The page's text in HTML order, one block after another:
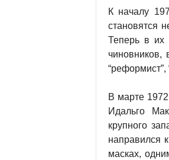
К началу
становятся
Теперь в их
чиновников,
“реформист”,
В марте
Идальго
крупного
направился
масках,